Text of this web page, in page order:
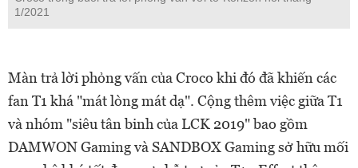
1/2021
Màn trả lời phỏng vấn của Croco khi đó đã khiến các
fan T1 khá "mát lòng mát dạ". Cộng thêm việc giữa T1
và nhóm "siêu tân binh của LCK 2019" bao gồm
DAMWON Gaming và SANDBOX Gaming sở hữu mối